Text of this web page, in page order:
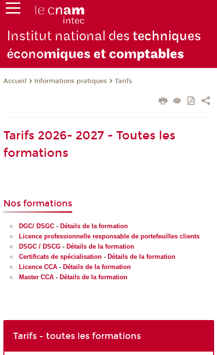
Institut national destechniques
économiques et comptables
Accueil Informations pratiques Tarifs
Tarifs 2026- 2027 - Toutes les
formations
Nos formations
DGC/ DSGC - Détails de la formation
Licence professionnelle responsable de portefeuilles clients
DSGC / DSCG - Détails de la formation
Certificats de spécialisation - Détails de la formation
Licence CCA - Détails de la formation
Master CCA - Détails de la formation
Tarifs - toutes les formations